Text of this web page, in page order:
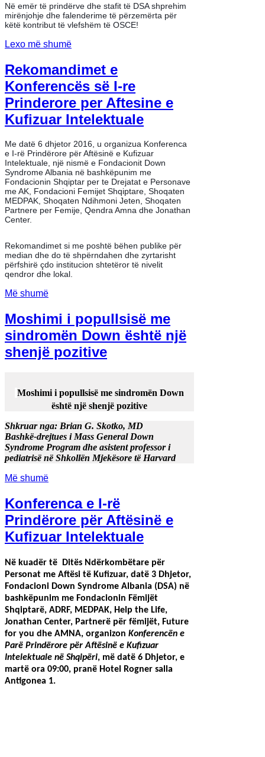
Në emër të prindërve dhe stafit të DSA shprehim
mirënjohje dhe falenderime të përzemërta për
këtë kontribut të vlefshëm të OSCE!
Lexo më shumë
Rekomandimet e
Konferencës së I-re
Prinderore per Aftesine e
Kufizuar Intelektuale
Me datë 6 dhjetor 2016, u organizua Konferenca
e I-rë Prindërore për Aftësinë e Kufizuar
Intelektuale, një nismë e Fondacionit Down
Syndrome Albania në bashkëpunim me
Fondacionin Shqiptar per te Drejatat e Personave
me AK, Fondacioni Femijet Shqiptare, Shoqaten
MEDPAK, Shoqaten Ndihmoni Jeten, Shoqaten
Partnere per Femije, Qendra Amna dhe Jonathan
Center.
Rekomandimet si me poshtë bëhen publike për
median dhe do të shpërndahen dhe zyrtarisht
përfshirë çdo institucion shtetëror të nivelit
qendror dhe lokal.
Më shumë
Moshimi i popullsisë me
sindromën Down është një
shenjë pozitive
Moshimi i popullsisë me sindromën Down
është një shenjë pozitive
Shkruar nga: Brian G. Skotko, MD
Bashkë-drejtues i Mass General Down
Syndrome Program dhe asistent professor i
pediatrisë në Shkollën Mjekësore të Harvard
Më shumë
Konferenca e I-rë
Prindërore për Aftësinë e
Kufizuar Intelektuale
Në kuadër të Ditës Ndërkombëtare për
Personat me Aftësi të Kufizuar, datë 3 Dhjetor,
Fondacioni Down Syndrome Albania (DSA) në
bashkëpunim me Fondacionin Fëmijët
Shqiptarë, ADRF, MEDPAK, Help the Life,
Jonathan Center, Partnerë për fëmijët, Future
for you dhe AMNA, organizon Konferencën e
Parë Prindërore për Aftësinë e Kufizuar
Intelektuale në Shqipëri, më datë 6 Dhjetor, e
martë ora 09:00, pranë Hotel Rogner salla
Antigonea 1.